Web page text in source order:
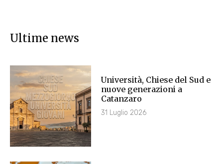
Ultime news
Università, Chiese del Sud e
nuove generazioni a
Catanzaro
31 Luglio 2026